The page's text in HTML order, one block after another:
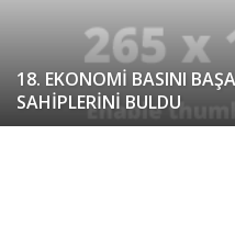
18. EKONOMİ BASINI
SAHİPLERİNİ BULDU